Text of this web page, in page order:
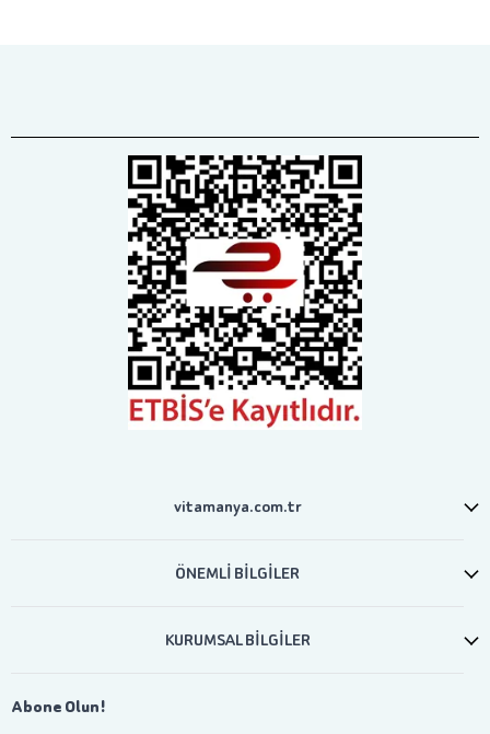
vitamanya.com.tr
ÖNEMLİ BİLGİLER
KURUMSAL BİLGİLER
Abone Olun!